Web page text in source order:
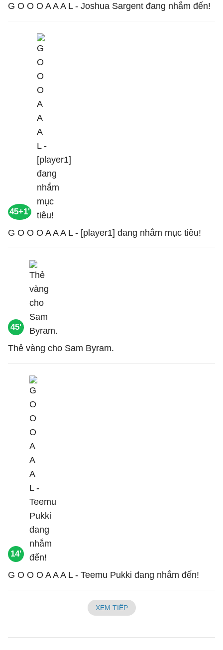
G O O O A A A L - Joshua Sargent đang nhắm đến!
45+1'
G O O O A A A L - [player1] đang nhắm mục tiêu!
45'
Thẻ vàng cho Sam Byram.
14'
G O O O A A A L - Teemu Pukki đang nhắm đến!
XEM TIẾP